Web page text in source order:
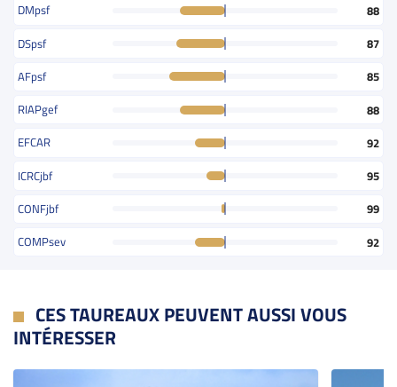
DMpsf
88
DSpsf
87
AFpsf
85
RIAPgef
88
EFCAR
92
ICRCjbf
95
CONFjbf
99
COMPsev
92
CES TAUREAUX PEUVENT AUSSI VOUS
INTÉRESSER